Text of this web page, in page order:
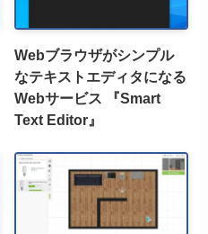
Webブラウザがシンプル
なテキストエディタになる
Webサービス 『Smart
Text Editor』